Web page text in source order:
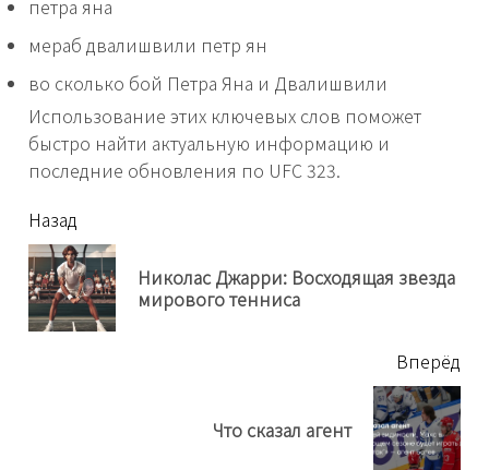
петра яна
мераб двалишвили петр ян
во сколько бой Петра Яна и Двалишвили
Использование этих ключевых слов поможет
быстро найти актуальную информацию и
последние обновления по UFC 323.
читать
еще
Назад
Николас Джарри: Восходящая звезда
мирового тенниса
Вперёд
Что сказал агент